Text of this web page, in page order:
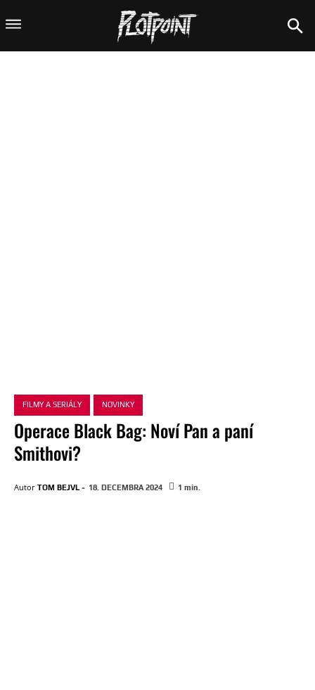
FILMY A SERIÁLY NOVINKY
Operace Black Bag: Noví Pan a paní
Smithovi?
Autor TOM BEJVL - 18. DECEMBRA 2024 1 min.